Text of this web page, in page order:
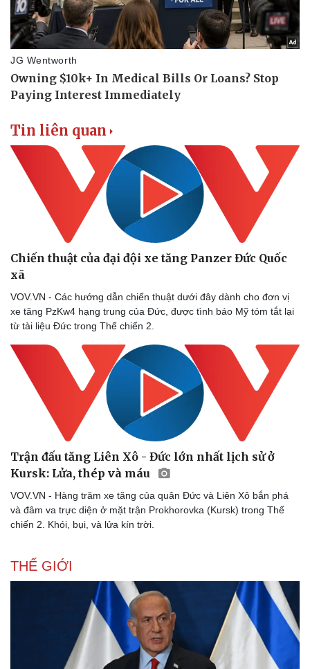
Dinh dưỡng - món ngon
Cây thuốc
Nhi khoa
Nam khoa
Làm đẹp - giảm cân
Phòng mạch online
Ăn sạch sống khỏe
Nhà đẹp
Tin liên quan
Chiến thuật của đại đội xe tăng Panzer Đức Quốc
xã
VOV.VN - Các hướng dẫn chiến thuật dưới đây dành cho đơn vị
xe tăng PzKw4 hạng trung của Đức, được tình báo Mỹ tóm tắt lại
từ tài liệu Đức trong Thế chiến 2.
Trận đấu tăng Liên Xô - Đức lớn nhất lịch sử ở
Kursk: Lửa, thép và máu
VOV.VN - Hàng trăm xe tăng của quân Đức và Liên Xô bắn phá
và đâm va trực diện ở mặt trận Prokhorovka (Kursk) trong Thế
chiến 2. Khói, bụi, và lửa kín trời.
THẾ GIỚI